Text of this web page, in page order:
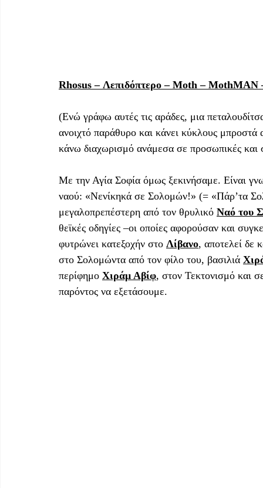
Rhosus – Λεπιδόπτερο – Moth –
(Ενώ γράφω αυτές τις αράδες, μια
ανοιχτό παράθυρο και κάνει κύκλους
κάνω διαχωρισμό ανάμεσα σε προσωπικές και
Με την Αγία Σοφία όμως ξεκινήσαμε. Είναι
ναού: «Νενίκηκά σε Σολομών!» (= «Πάρ’τα
μεγαλοπρεπέστερη από τον θρυλικό Ναό του
θεϊκές οδηγίες –οι οποίες αφορούσαν και
φυτρώνει κατεξοχήν στο Λίβανο, αποτελεί δε
στο Σολομώντα από τον φίλο του, βασιλιά
περίφημο Χιράμ Αβίφ, στον Τεκτονισμό και
παρόντος να εξετάσουμε.